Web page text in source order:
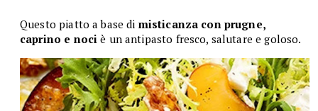
Questo piatto a base di misticanza con prugne,
caprino e nociè un antipasto fresco, salutare e goloso.